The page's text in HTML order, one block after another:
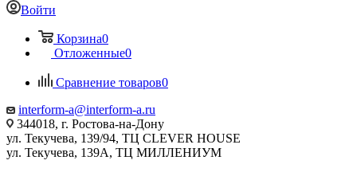
Войти
Корзина0
Отложенные0
Сравнение товаров0
interform-a@interform-a.ru
344018, г. Ростова-на-Дону
ул. Текучева, 139/94, ТЦ CLEVER HOUSE
ул. Текучева, 139А, ТЦ МИЛЛЕНИУМ